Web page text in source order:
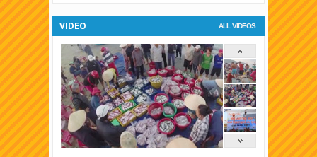
ALL VIDEOS
VIDEO